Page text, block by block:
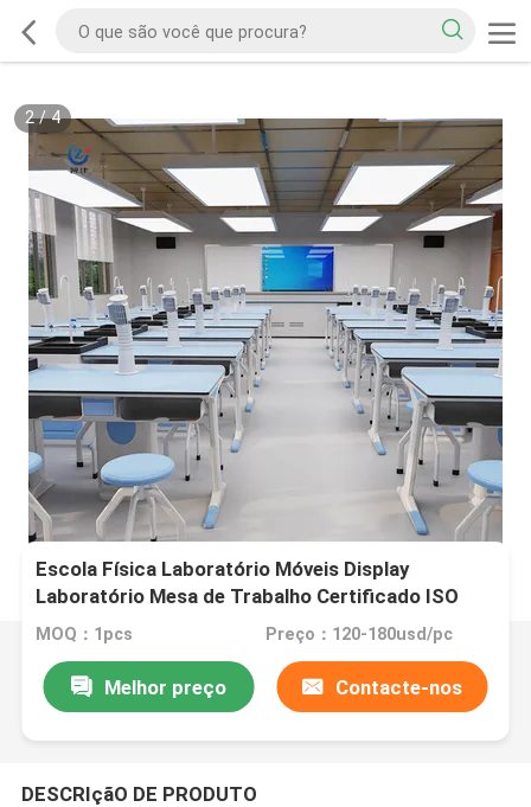
2/4
Escola Física Laboratório Móveis Display
Laboratório Mesa de Trabalho Certificado ISO
MOQ：1pcs Preço：120-180usd/pc
Melhor preço Contacte-nos
DESCRIçãO DE PRODUTO